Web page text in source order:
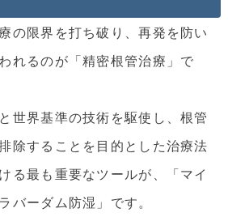
の限界を打ち破り、再発を防い
れるのが「精密根管治療」で
世界基準の技術を駆使し、根管
除することを目的とした治療法
る最も重要なツールが、「マイ
バーダム防湿」です。